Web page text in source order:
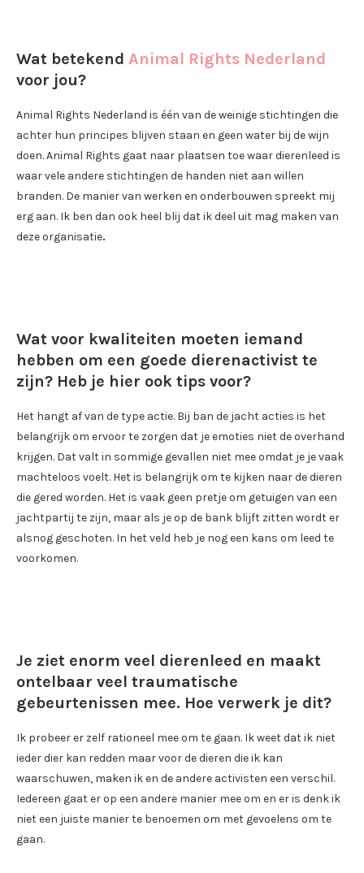
Wat betekend Animal Rights Nederland
voor jou?
Animal Rights Nederland is één van de weinige stichtingen die
achter hun principes blijven staan en geen water bij de wijn
doen. Animal Rights gaat naar plaatsen toe waar dierenleed is
waar vele andere stichtingen de handen niet aan willen
branden. De manier van werken en onderbouwen spreekt mij
erg aan. Ik ben dan ook heel blij dat ik deel uit mag maken van
deze organisatie.
Wat voor kwaliteiten moeten iemand
hebben om een goede dierenactivist te
zijn? Heb je hier ook tips voor?
Het hangt af van de type actie. Bij ban de jacht acties is het
belangrijk om ervoor te zorgen dat je emoties niet de overhand
krijgen. Dat valt in sommige gevallen niet mee omdat je je vaak
machteloos voelt. Het is belangrijk om te kijken naar de dieren
die gered worden. Het is vaak geen pretje om getuigen van een
jachtpartij te zijn, maar als je op de bank blijft zitten wordt er
alsnog geschoten. In het veld heb je nog een kans om leed te
voorkomen.
Je ziet enorm veel dierenleed en maakt
ontelbaar veel traumatische
gebeurtenissen mee. Hoe verwerk je dit?
Ik probeer er zelf rationeel mee om te gaan. Ik weet dat ik niet
ieder dier kan redden maar voor de dieren die ik kan
waarschuwen, maken ik en de andere activisten een verschil.
Iedereen gaat er op een andere manier mee om en er is denk ik
niet een juiste manier te benoemen om met gevoelens om te
gaan.